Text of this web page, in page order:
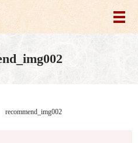
メ
recommend_img002